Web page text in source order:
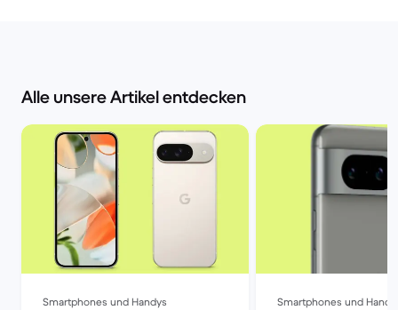
Alle unsere Artikel entdecken
Smartphones und Handys Smartphones und